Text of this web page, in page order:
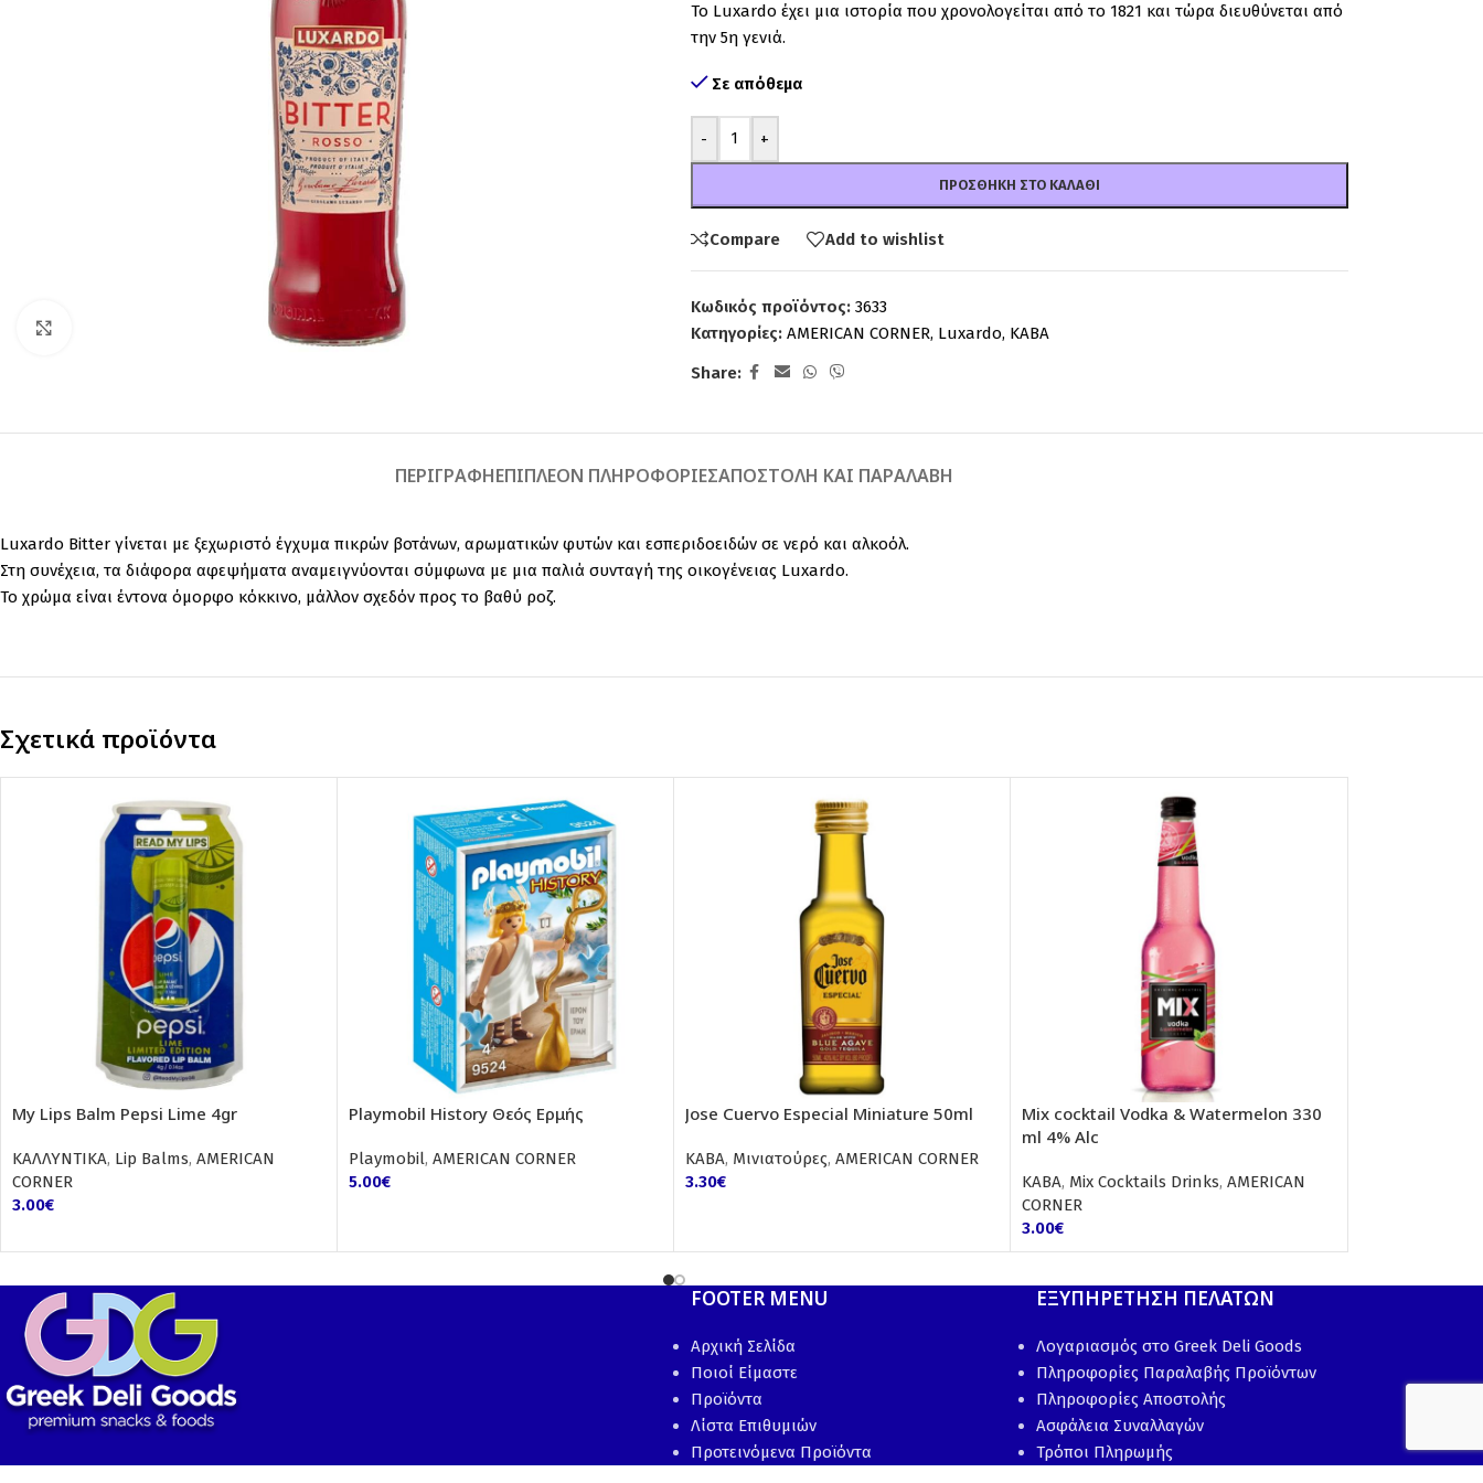
Το Luxardo έχει μια ιστορία που χρονολογείται από το 1821 και τώρα διευθύνεται από
την 5η γενιά.
Σε απόθεμα
- +
ΠΡΟΣΘΉΚΗ ΣΤΟ ΚΑΛΆΘΙ
Compare Add to wishlist
Κωδικός προϊόντος: 3633
Κατηγορίες: AMERICAN CORNER, Luxardo, ΚΑΒΑ
Share:
ΠΕΡΙΓΡΑΦΉΕΠΙΠΛΈΟΝ ΠΛΗΡΟΦΟΡΊΕΣΑΠΟΣΤΟΛΉ ΚΑΙ ΠΑΡΑΛΑΒΉ
Luxardo Bitter γίνεται με ξεχωριστό έγχυμα πικρών βοτάνων, αρωματικών φυτών και εσπεριδοειδών σε νερό και αλκοόλ.
Στη συνέχεια, τα διάφορα αφεψήματα αναμειγνύονται σύμφωνα με μια παλιά συνταγή της οικογένειας Luxardo.
Το χρώμα είναι έντονα όμορφο κόκκινο, μάλλον σχεδόν προς το βαθύ ροζ.
Σχετικά προϊόντα
My Lips Balm Pepsi Lime 4gr
ΚΑΛΛΥΝΤΙΚΑ, Lip Balms, AMERICAN
CORNER
3.00€
Playmobil History Θεός Ερμής
Playmobil, AMERICAN CORNER
5.00€
Jose Cuervo Especial Miniature 50ml
ΚΑΒΑ, Μινιατούρες, AMERICAN CORNER
3.30€
Mix cocktail Vodka & Watermelon 330
ml 4% Alc
ΚΑΒΑ, Mix Cocktails Drinks, AMERICAN
CORNER
3.00€
FOOTER MENU
Αρχική Σελίδα
Ποιοί Είμαστε
Προϊόντα
Λίστα Επιθυμιών
Προτεινόμενα Προϊόντα
ΕΞΥΠΗΡΕΤΗΣΗ ΠΕΛΑΤΩΝ
Λογαριασμός στο Greek Deli Goods
Πληροφορίες Παραλαβής Προϊόντων
Πληροφορίες Αποστολής
Ασφάλεια Συναλλαγών
Τρόποι Πληρωμής